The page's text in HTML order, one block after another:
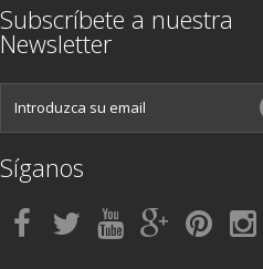
Subscríbete a nuestra
Newsletter
Síganos